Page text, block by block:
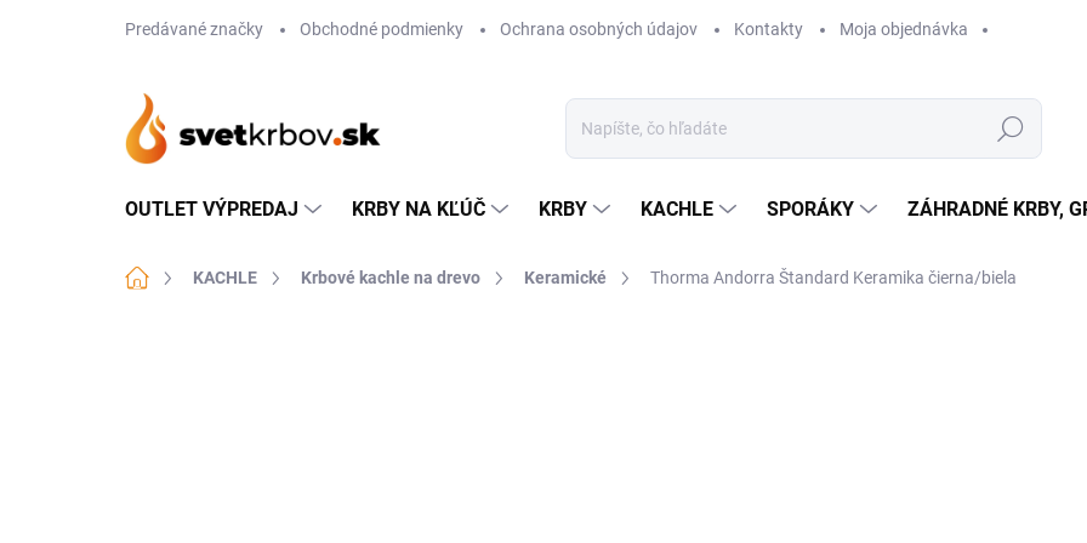
Predávané značky Obchodné podmienky Ochrana osobných údajov Kontakty Moja objednávka
Hľadať
OUTLET VÝPREDAJ KRBY NA KĽÚČ KRBY KACHLE SPORÁKY ZÁHRADNÉ KRBY,
DomovKACHLE Krbové kachle na drevo Keramické Thorma Andorra Štandard Keramika čierna/biela